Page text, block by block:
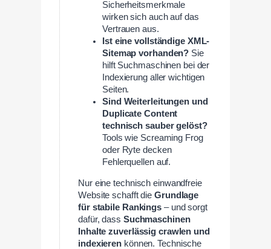
Sicherheitsmerkmale
wirken sich auch auf das
Vertrauen aus.
Ist eine vollständige XML-
Sitemap vorhanden? Sie
hilft Suchmaschinen bei der
Indexierung aller wichtigen
Seiten.
Sind Weiterleitungen und
Duplicate Content
technisch sauber gelöst?
Tools wie Screaming Frog
oder Ryte decken
Fehlerquellen auf.
Nur eine technisch einwandfreie
Website schafft dieGrundlage
für stabile Rankings – und sorgt
dafür, dass Suchmaschinen
Inhalte zuverlässig crawlen und
indexieren können. Technische